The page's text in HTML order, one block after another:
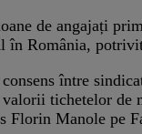
de angajați
în România,
între
tichetelor de
Florin Manole pe